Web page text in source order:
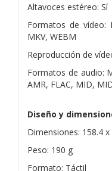
Altavoces estéreo: Sí
Formatos de vídeo:
MKV, WEBM
Reproducción de
Formatos de audio:
AMR, FLAC, MID,
Diseño y
Dimensiones: 158.4
Peso: 190 g
Formato: Táctil